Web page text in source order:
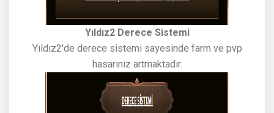
Yıldız2 Derece Sistemi
Yıldız2'de derece sistemi sayesinde farm ve pvp
hasarınız artmaktadır.